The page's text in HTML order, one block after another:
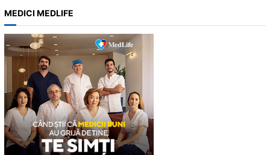
a
r
c
h
MEDICI MEDLIFE